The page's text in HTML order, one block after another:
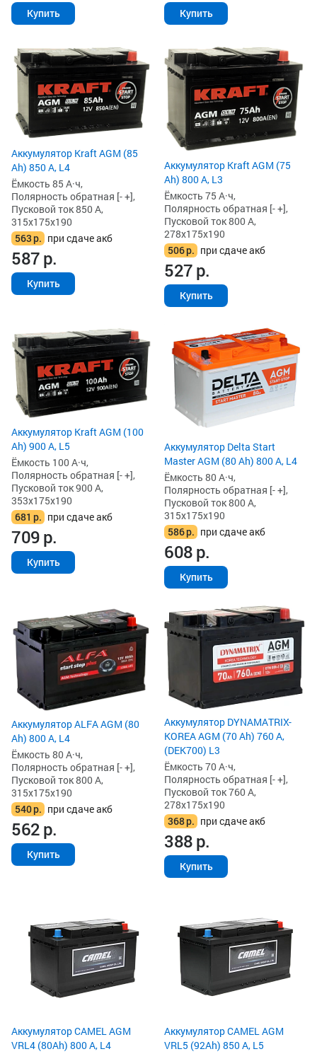
Купить Купить
Аккумулятор Kraft AGM (85
Ah) 850 А, L4
Ёмкость 85 А·ч,
Полярность обратная [- +],
Пусковой ток 850 А,
315x175x190
563р. при сдаче акб
587р.
Купить
Аккумулятор Kraft AGM (75
Ah) 800 А, L3
Ёмкость 75 А·ч,
Полярность обратная [- +],
Пусковой ток 800 А,
278x175x190
506р. при сдаче акб
527р.
Купить
Аккумулятор Kraft AGM (100
Ah) 900 А, L5
Ёмкость 100 А·ч,
Полярность обратная [- +],
Пусковой ток 900 А,
353x175x190
681 р. при сдаче акб
709р.
Купить
Аккумулятор Delta Start
Master AGM (80 Ah) 800 А, L4
Ёмкость 80 А·ч,
Полярность обратная [- +],
Пусковой ток 800 А,
315x175x190
586р. при сдаче акб
608р.
Купить
Аккумулятор ALFA AGM (80
Ah) 800 А, L4
Ёмкость 80 А·ч,
Полярность обратная [- +],
Пусковой ток 800 А,
315x175x190
540р. при сдаче акб
562р.
Купить
Аккумулятор DYNAMATRIX-
KOREA AGM (70 Ah) 760 А,
(DEK700) L3
Ёмкость 70 А·ч,
Полярность обратная [- +],
Пусковой ток 760 А,
278x175x190
368р. при сдаче акб
388р.
Купить
Аккумулятор CAMEL AGM
VRL4 (80Ah) 800 А, L4
Аккумулятор CAMEL AGM
VRL5 (92Ah) 850 А, L5